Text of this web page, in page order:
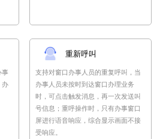
事
办
重新呼叫
支持对窗口办事人员的重复呼叫，当
办事人员未按时到达窗口办理业务
时，可点击触发消息，再一次发送叫
号信息；重呼操作时，只有办事窗口
屏进行语音响应，综合显示画面不接
受响应。